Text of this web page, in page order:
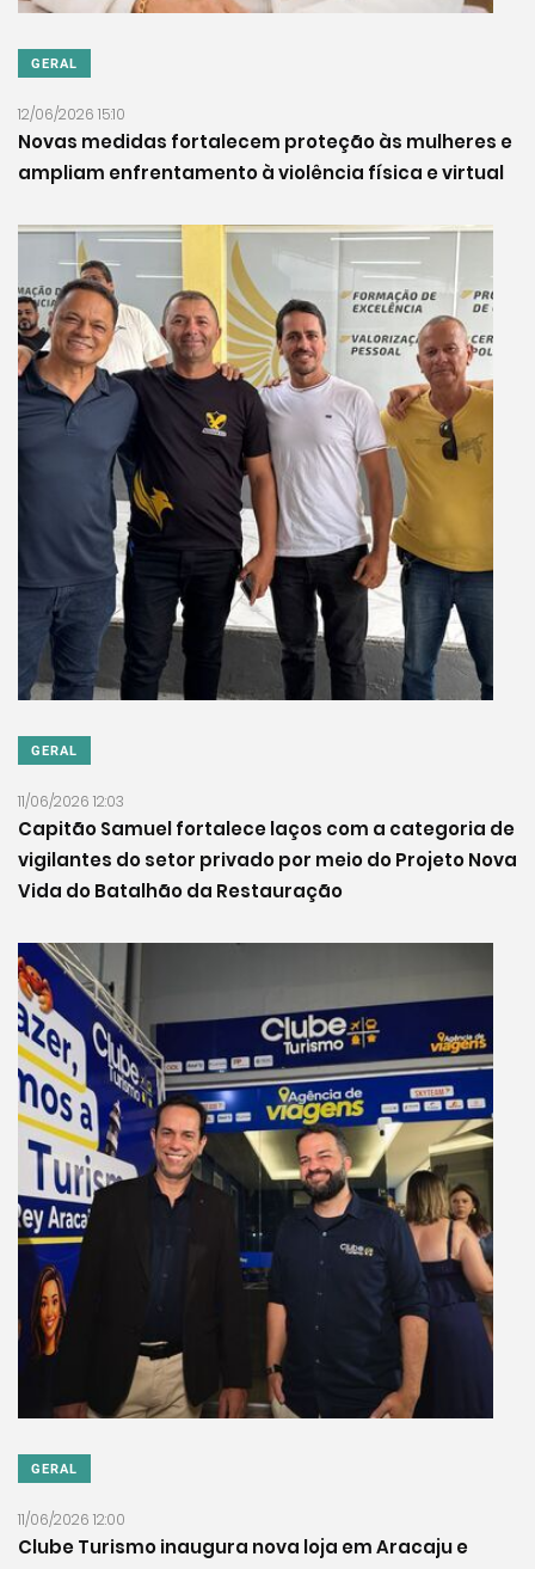
GERAL
12/06/2026 15:10
Novas medidas fortalecem proteção às mulheres e
ampliam enfrentamento à violência física e virtual
GERAL
11/06/2026 12:03
Capitão Samuel fortalece laços com a categoria de
vigilantes do setor privado por meio do Projeto Nova
Vida do Batalhão da Restauração
GERAL
11/06/2026 12:00
Clube Turismo inaugura nova loja em Aracaju e